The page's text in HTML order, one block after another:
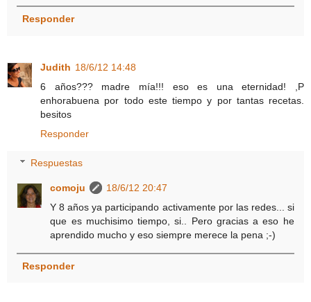
Responder
Judith 18/6/12 14:48
6 años??? madre mía!!! eso es una eternidad! ,P
enhorabuena por todo este tiempo y por tantas recetas.
besitos
Responder
Respuestas
comoju
18/6/12 20:47
Y 8 años ya participando activamente por las redes... si
que es muchisimo tiempo, si.. Pero gracias a eso he
aprendido mucho y eso siempre merece la pena ;-)
Responder